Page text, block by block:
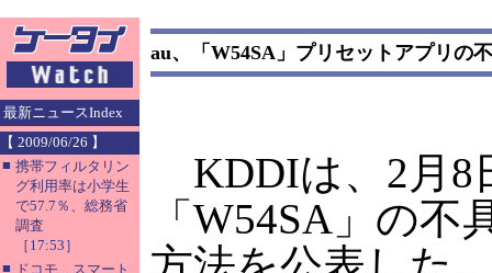
最新ニュースIndex
【 2009/06/26 】
■ 携帯フィルタリン
グ利用率は小学生
で57.7％、総務省
調査
［17:53］
■ ドコモ、スマート
au、「W54SA」プリセットアプリの
KDDIは、2月8
「W54SA」の